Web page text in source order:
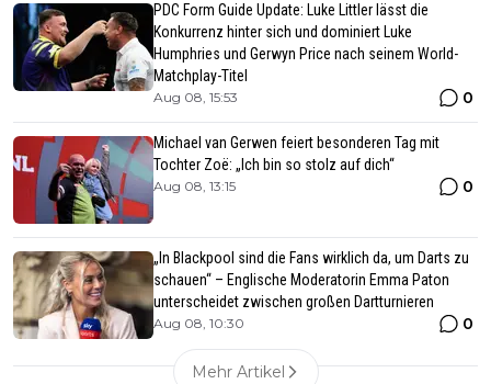
PDC Form Guide Update: Luke Littler lässt die
Konkurrenz hinter sich und dominiert Luke
Humphries und Gerwyn Price nach seinem World-
Matchplay-Titel
Aug 08, 15:53 0
Michael van Gerwen feiert besonderen Tag mit
Tochter Zoë: „Ich bin so stolz auf dich“
Aug 08, 13:15 0
„In Blackpool sind die Fans wirklich da, um Darts zu
schauen“ – Englische Moderatorin Emma Paton
unterscheidet zwischen großen Dartturnieren
Aug 08, 10:30 0
Mehr Artikel